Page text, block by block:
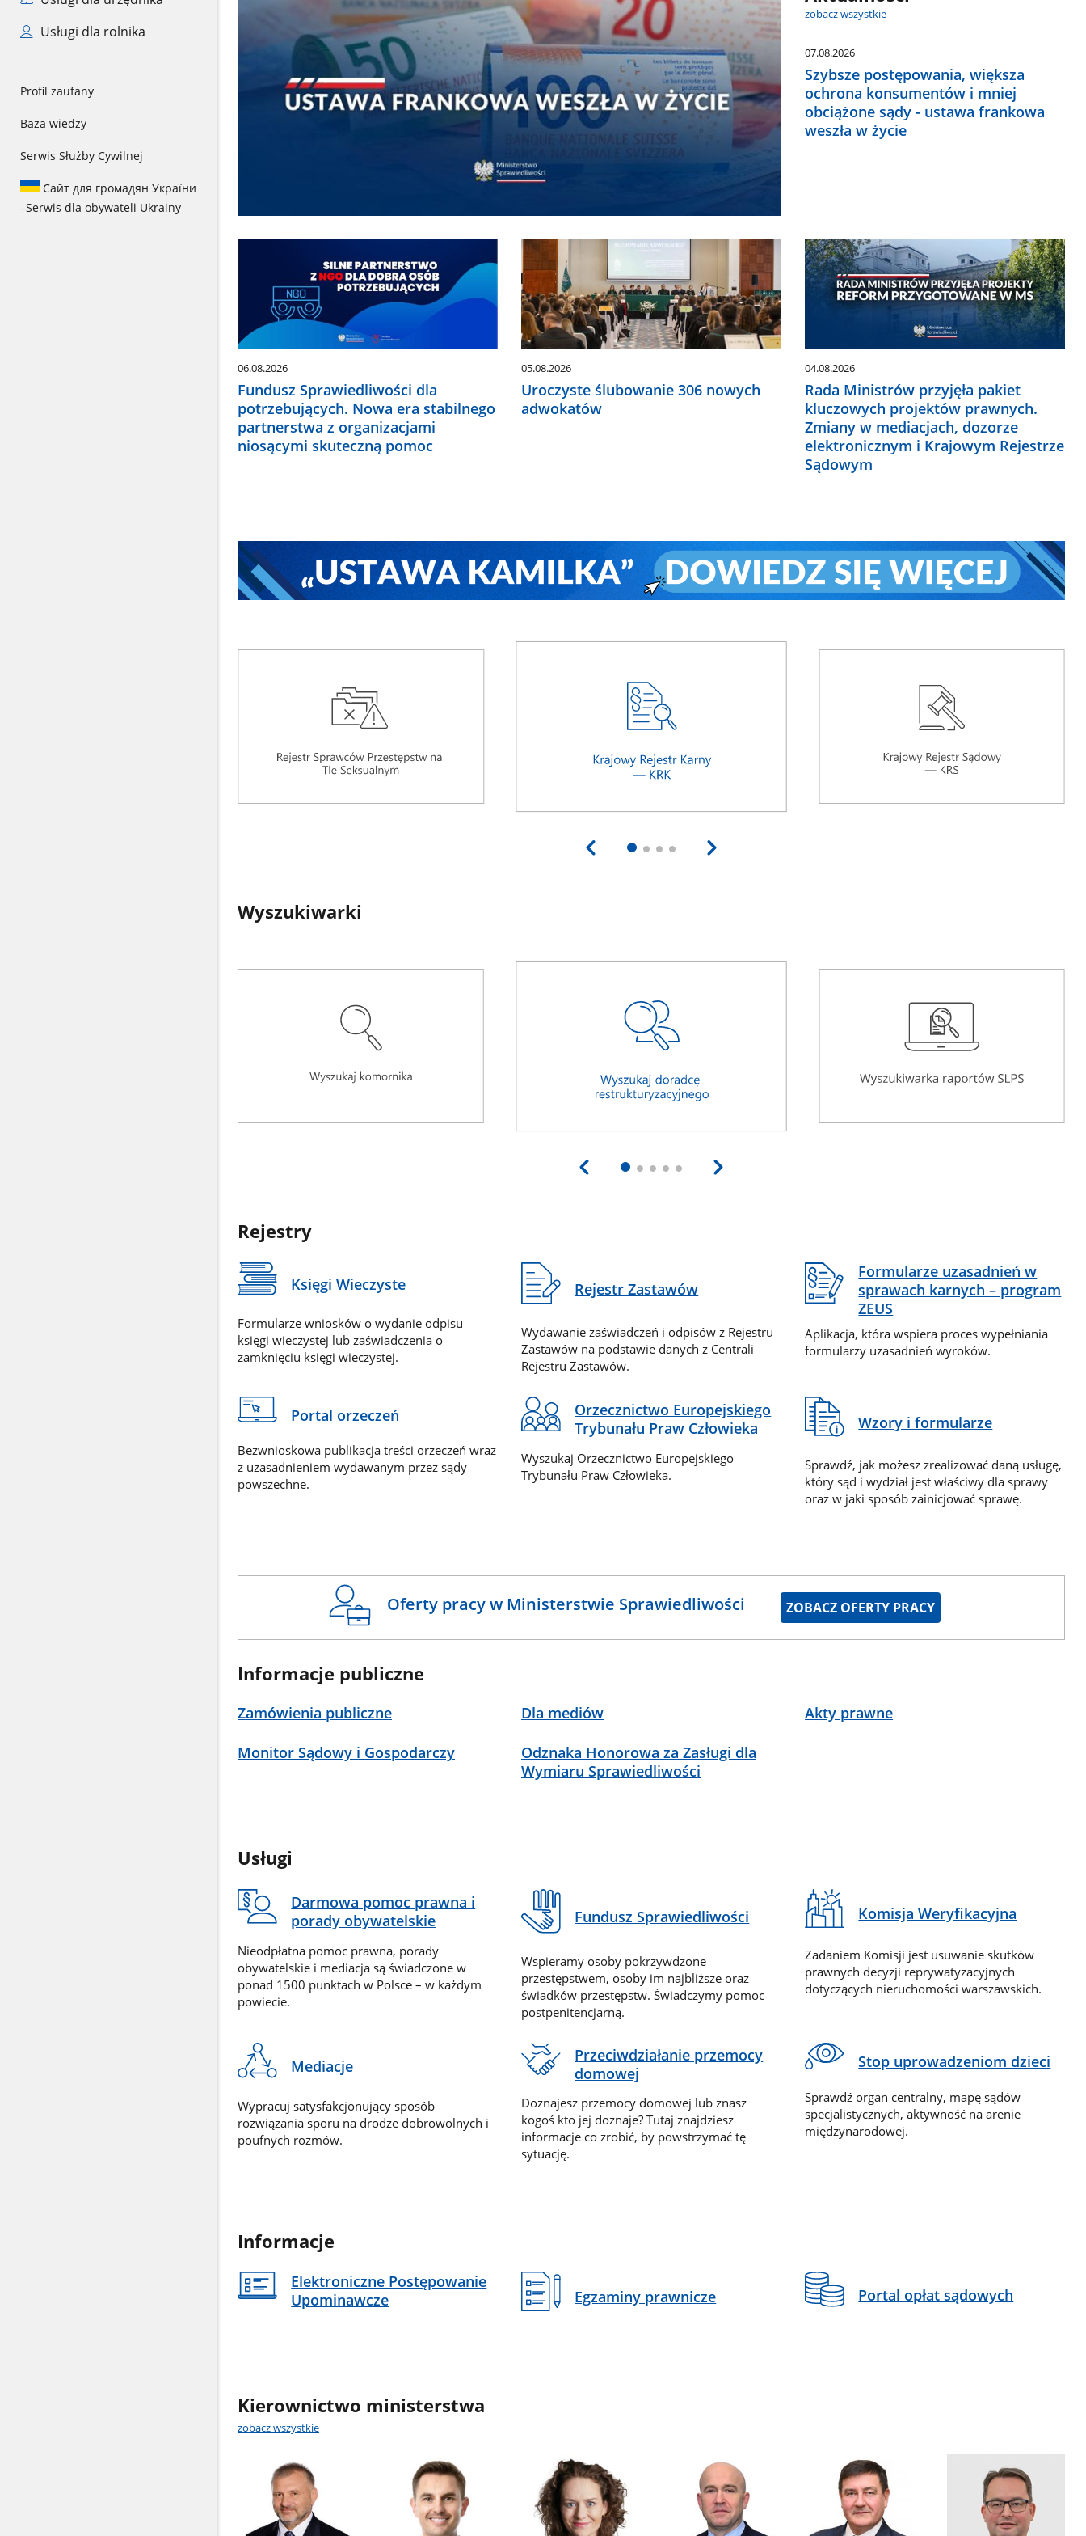
Usługi dla rolnika
Profil zaufany
Baza wiedzy
Serwis Służby Cywilnej
Сайт для громадян України
–Serwis dla obywateli Ukrainy
zobacz wszystkie
07.08.2026
Szybsze postępowania, większa
ochrona konsumentów i mniej
obciążone sądy - ustawa frankowa
weszła w życie
06.08.2026
Fundusz Sprawiedliwości dla
potrzebujących. Nowa era stabilnego
partnerstwa z organizacjami
niosącymi skuteczną pomoc
05.08.2026
Uroczyste ślubowanie 306 nowych
adwokatów
04.08.2026
Rada Ministrów przyjęła pakiet
kluczowych projektów prawnych.
Zmiany w mediacjach, dozorze
elektronicznym i Krajowym Rejestrze
Sądowym
Wyszukiwarki
Rejestry
Księgi Wieczyste
Formularze wniosków o wydanie odpisu
księgi wieczystej lub zaświadczenia o
zamknięciu księgi wieczystej.
Rejestr Zastawów
Wydawanie zaświadczeń i odpisów z Rejestru
Zastawów na podstawie danych z Centrali
Rejestru Zastawów.
Formularze uzasadnień w
sprawach karnych – program
ZEUS
Aplikacja, która wspiera proces wypełniania
formularzy uzasadnień wyroków.
Portal orzeczeń
Bezwnioskowa publikacja treści orzeczeń wraz
z uzasadnieniem wydawanym przez sądy
powszechne.
Orzecznictwo Europejskiego
Trybunału Praw Człowieka
Wyszukaj Orzecznictwo Europejskiego
Trybunału Praw Człowieka.
Wzory i formularze
Sprawdź, jak możesz zrealizować daną usługę,
który sąd i wydział jest właściwy dla sprawy
oraz w jaki sposób zainicjować sprawę.
Oferty pracy w Ministerstwie Sprawiedliwości ZOBACZ OFERTY PRACY
Informacje publiczne
Zamówienia publiczne Dla mediów Akty prawne
Monitor Sądowy i Gospodarczy
Odznaka Honorowa za Zasługi dla
Wymiaru Sprawiedliwości
Usługi
Darmowa pomoc prawna i
porady obywatelskie
Nieodpłatna pomoc prawna, porady
obywatelskie i mediacja są świadczone w
ponad 1500 punktach w Polsce – w każdym
powiecie.
Fundusz Sprawiedliwości
Wspieramy osoby pokrzywdzone
przestępstwem, osoby im najbliższe oraz
świadków przestępstw. Świadczymy pomoc
postpenitencjarną.
Komisja Weryfikacyjna
Zadaniem Komisji jest usuwanie skutków
prawnych decyzji reprywatyzacyjnych
dotyczących nieruchomości warszawskich.
Mediacje
Wypracuj satysfakcjonujący sposób
rozwiązania sporu na drodze dobrowolnych i
poufnych rozmów.
Przeciwdziałanie przemocy
domowej
Doznajesz przemocy domowej lub znasz
kogoś kto jej doznaje? Tutaj znajdziesz
informacje co zrobić, by powstrzymać tę
sytuację.
Stop uprowadzeniom dzieci
Sprawdź organ centralny, mapę sądów
specjalistycznych, aktywność na arenie
międzynarodowej.
Informacje
Elektroniczne Postępowanie
Upominawcze
Egzaminy prawnicze Portal opłat sądowych
Kierownictwo ministerstwa
zobacz wszystkie